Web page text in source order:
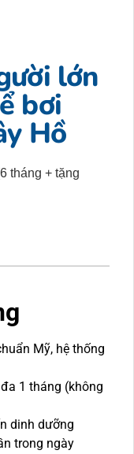
lớn
bơi
Hồ
tháng + tặng
Mỹ, hệ thống
1 tháng (không
dinh dưỡng
trong ngày